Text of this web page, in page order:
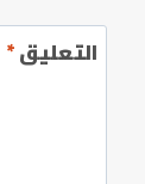
التعليق*